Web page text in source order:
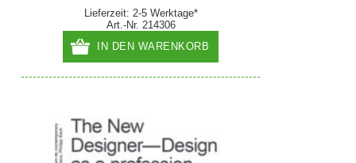
Lieferzeit: 2-5 Werktage*
Art.-Nr. 214306
IN DEN WARENKORB